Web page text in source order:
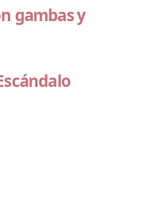
gambas y